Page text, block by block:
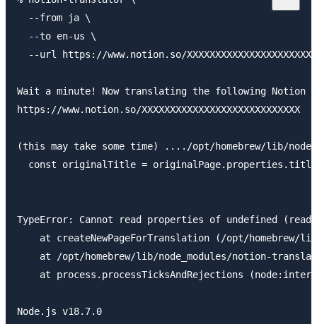
  --from ja \
  --to en-us \
--url https://www.notion.so/
Wait a minute! Now translating the following Notion
https://www.notion.so/XXXXXXXXXXXXXXXXXXXXXXXXXXXX
(this may take some time) ..../opt/homebrew/lib/
const originalTitle =
TypeError: Cannot read properties of undefined
at createNewPageForTranslation (/opt/homebrew/
at /opt/homebrew/lib/node_modules/notion-
at process.processTicksAndRejections